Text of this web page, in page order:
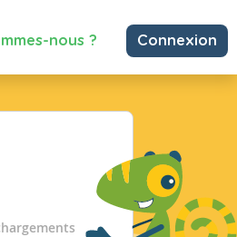
nous ? Connexion